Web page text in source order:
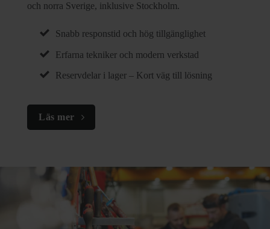
och norra Sverige, inklusive Stockholm.
Snabb responstid och hög tillgänglighet
Erfarna tekniker och modern verkstad
Reservdelar i lager – Kort väg till lösning
Läs mer